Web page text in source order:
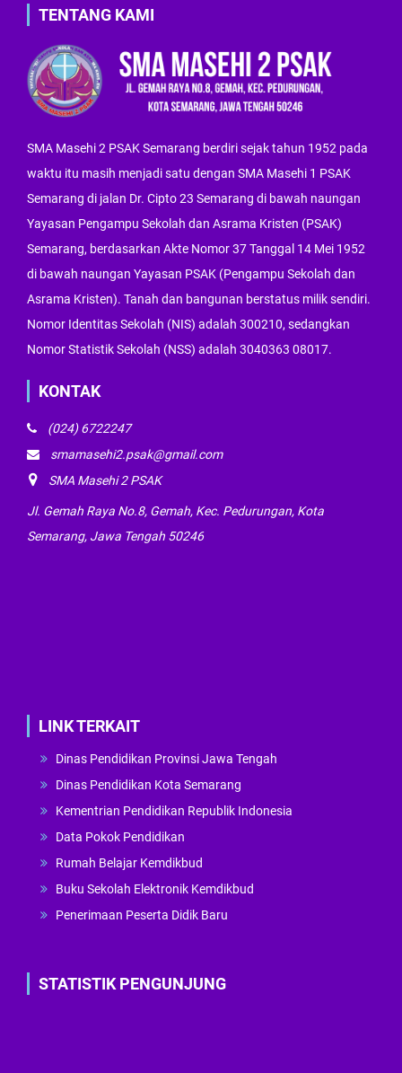
TENTANG KAMI
SMA Masehi 2 PSAK Semarang berdiri sejak tahun 1952 pada
waktu itu masih menjadi satu dengan SMA Masehi 1 PSAK
Semarang di jalan Dr. Cipto 23 Semarang di bawah naungan
Yayasan Pengampu Sekolah dan Asrama Kristen (PSAK)
Semarang, berdasarkan Akte Nomor 37 Tanggal 14 Mei 1952
di bawah naungan Yayasan PSAK (Pengampu Sekolah dan
Asrama Kristen). Tanah dan bangunan berstatus milik sendiri.
Nomor Identitas Sekolah (NIS) adalah 300210, sedangkan
Nomor Statistik Sekolah (NSS) adalah 3040363 08017.
KONTAK
(024) 6722247
smamasehi2.psak@gmail.com
SMA Masehi 2 PSAK
Jl. Gemah Raya No.8, Gemah, Kec. Pedurungan, Kota
Semarang, Jawa Tengah 50246
LINK TERKAIT
Dinas Pendidikan Provinsi Jawa Tengah
Dinas Pendidikan Kota Semarang
Kementrian Pendidikan Republik Indonesia
Data Pokok Pendidikan
Rumah Belajar Kemdikbud
Buku Sekolah Elektronik Kemdikbud
Penerimaan Peserta Didik Baru
STATISTIK PENGUNJUNG